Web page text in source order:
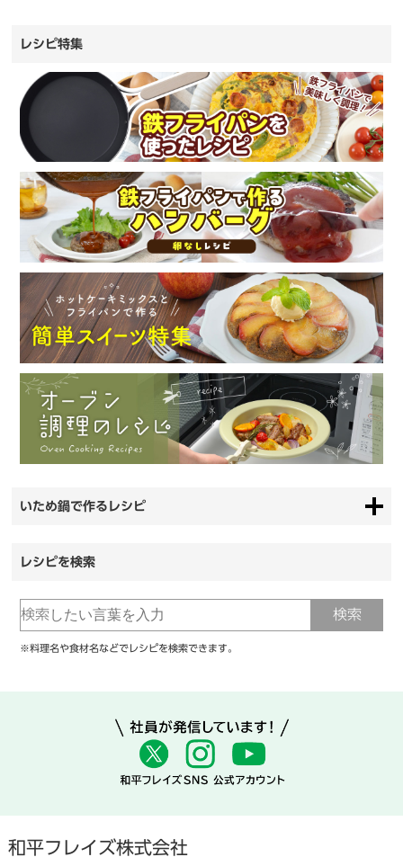
レシピ特集
いため鍋で作るレシピ
レシピを検索
※料理名や食材名などでレシピを検索できます。
和平フレイズ株式会社